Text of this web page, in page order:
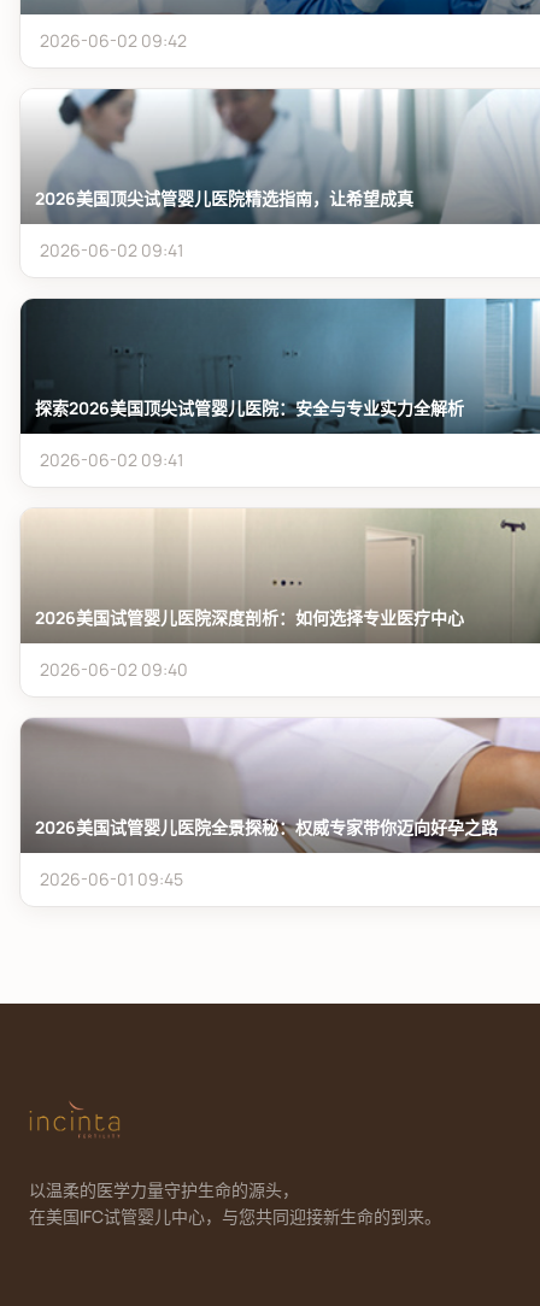
2026-06-02 09:42
2026美国顶尖试管婴儿医院精选指南，让希望成真
2026-06-02 09:41
探索2026美国顶尖试管婴儿医院：安全与专业实力全解析
2026-06-02 09:41
2026美国试管婴儿医院深度剖析：如何选择专业医疗中心
2026-06-02 09:40
2026美国试管婴儿医院全景探秘：权威专家带你迈向好孕之路
2026-06-01 09:45
以温柔的医学力量守护生命的源头，
在美国IFC试管婴儿中心，与您共同迎接新生命的到来。